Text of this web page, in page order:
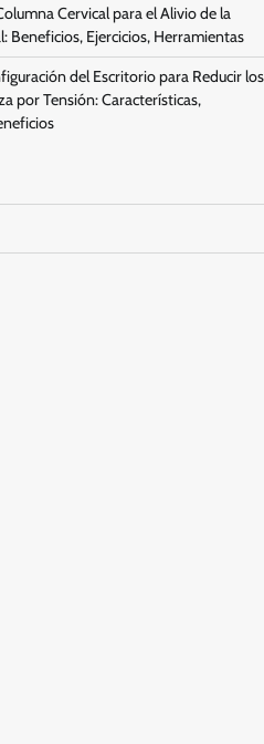
Cervical para el Alivio de la
Beneficios, Ejercicios, Herramientas
del Escritorio para Reducir los
por Tensión: Características,